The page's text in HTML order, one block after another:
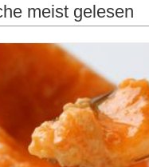
meist gelesen